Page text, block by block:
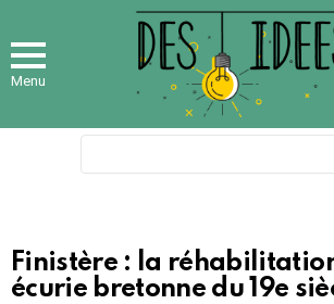
Menu
Finistère : la
écurie bretonne du 19e